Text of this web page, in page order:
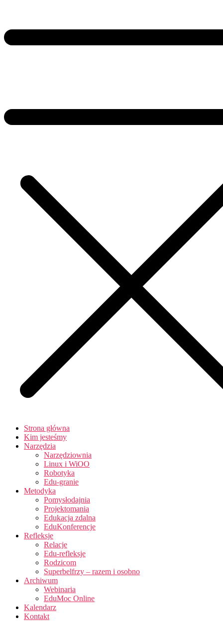
Strona główna
Kim jesteśmy
Narzędzia
Narzędziownia
Linux i WiOO
Robotyka
Edu-granie
Metodyka
Pomysłodajnia
Projektomania
Edukacja zdalna
EduKonferencje
Refleksje
Relacje
Edu-refleksje
Rodzicom
Superbelfrzy – razem i osobno
Archiwum
Webinaria
EduMoc Online
Kalendarz
Kontakt